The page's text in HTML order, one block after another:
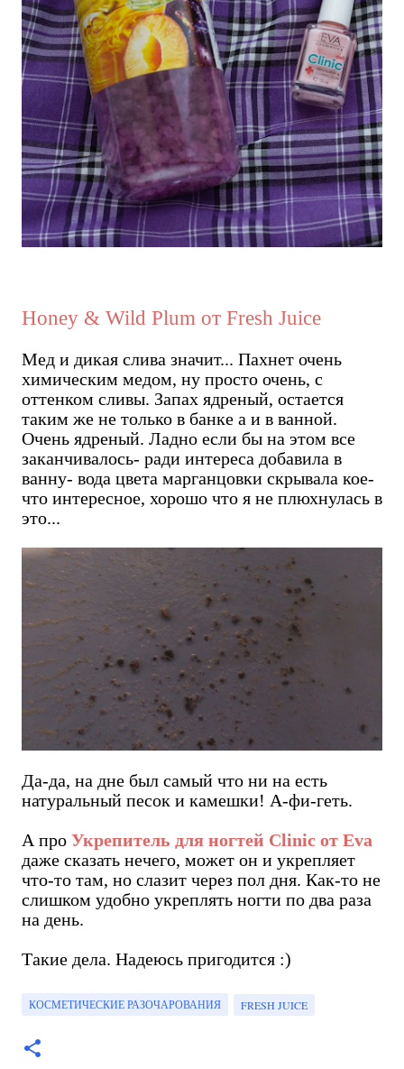
Honey & Wild Plum от Fresh Juice
Мед и дикая слива значит... Пахнет очень
химическим медом, ну просто очень, с
оттенком сливы. Запах ядреный, остается
таким же не только в банке а и в ванной.
Очень ядреный. Ладно если бы на этом все
заканчивалось- ради интереса добавила в
ванну- вода цвета марганцовки скрывала кое-
что интересное, хорошо что я не плюхнулась в
это...
Да-да, на дне был самый что ни на есть
натуральный песок и камешки! А-фи-геть.
А про Укрепитель для ногтей Сlinic от Eva
даже сказать нечего, может он и укрепляет
что-то там, но слазит через пол дня. Как-то не
слишком удобно укреплять ногти по два раза
на день.
Такие дела. Надеюсь пригодится :)
КОСМЕТИЧЕСКИЕ РАЗОЧАРОВАНИЯ FRESH JUICE